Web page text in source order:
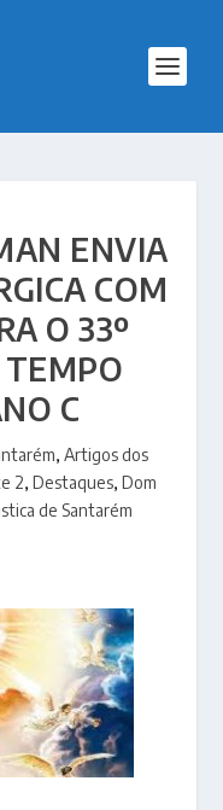
ENVIA
COM
O 33º
C
, Artigos dos
2, Destaques, Dom
de Santarém